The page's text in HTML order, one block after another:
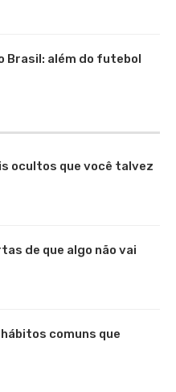
Brasil: além do futebol
ocultos que você talvez
de que algo não vai
comuns que